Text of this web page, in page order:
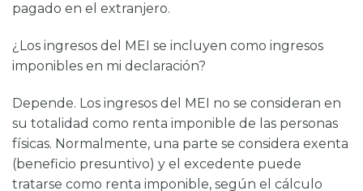
pagado en el extranjero.
¿Los ingresos del MEI se incluyen como ingresos
imponibles en mi declaración?
Depende. Los ingresos del MEI no se consideran en
su totalidad como renta imponible de las personas
físicas. Normalmente, una parte se considera exenta
(beneficio presuntivo) y el excedente puede
tratarse como renta imponible, según el cálculo